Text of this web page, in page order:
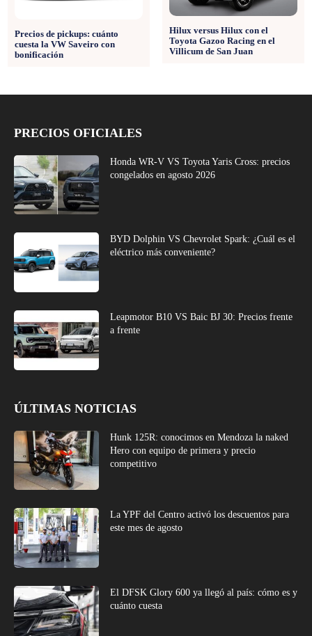
Precios de pickups: cuánto
cuesta la VW Saveiro con
bonificación
Hilux versus Hilux con el
Toyota Gazoo Racing en el
Villicum de San Juan
PRECIOS OFICIALES
Honda WR-V VS Toyota Yaris Cross: precios
congelados en agosto 2026
BYD Dolphin VS Chevrolet Spark: ¿Cuál es el
eléctrico más conveniente?
Leapmotor B10 VS Baic BJ 30: Precios frente
a frente
ÚLTIMAS NOTICIAS
Hunk 125R: conocimos en Mendoza la naked
Hero con equipo de primera y precio
competitivo
La YPF del Centro activó los descuentos para
este mes de agosto
El DFSK Glory 600 ya llegó al país: cómo es y
cuánto cuesta